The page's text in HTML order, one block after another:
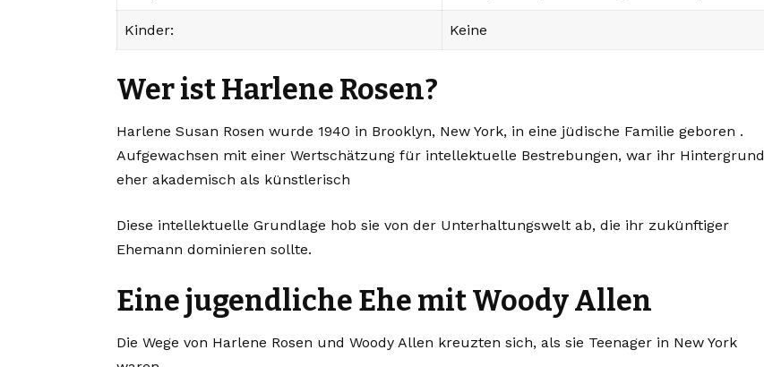
Kinder: Keine
Wer ist Harlene Rosen?
Harlene Susan Rosen wurde 1940 in Brooklyn, New York, in eine jüdische Familie geboren .
Aufgewachsen mit einer Wertschätzung für intellektuelle Bestrebungen, war ihr Hintergrund
eher akademisch als künstlerisch
Diese intellektuelle Grundlage hob sie von der Unterhaltungswelt ab, die ihr zukünftiger
Ehemann dominieren sollte.
Eine jugendliche Ehe mit Woody Allen
Die Wege von Harlene Rosen und Woody Allen kreuzten sich, als sie Teenager in New York